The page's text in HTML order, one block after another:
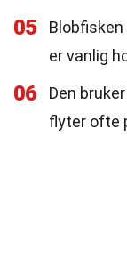
05
er vanlig
06
Den
flyter ofte